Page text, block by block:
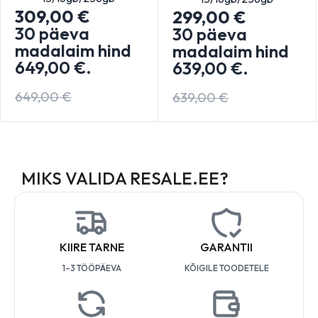
649,00€
309,00 €
30 päeva
madalaim hind
649,00 €.
639,00€
299,00 €
30 päeva
madalaim hind
639,00 €.
MIKS VALIDA RESALE.EE?
KIIRE TARNE
1–3 TÖÖPÄEVA
GARANTII
KÕIGILE TOODETELE